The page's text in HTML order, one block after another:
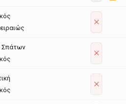
Σπάτων